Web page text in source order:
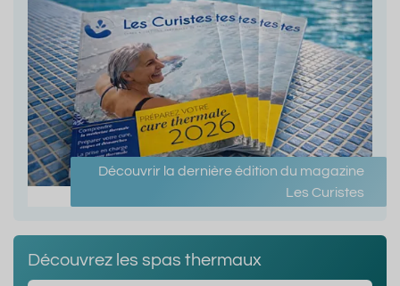
Découvrir la dernière édition du magazine
Les Curistes
Découvrez les spas thermaux